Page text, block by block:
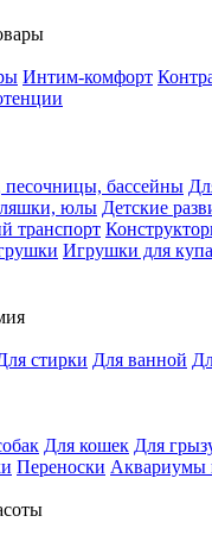
Интим-комфорт
песочницы, бассейны
юлы Детские
транспорт
Игрушки для
стирки Для ванной
Для кошек Для
Переноски Аквариумы